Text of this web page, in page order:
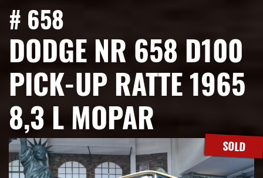
# 658
DODGE NR 658 D100
PICK-UP RATTE 1965
8,3 L MOPAR
SOLD